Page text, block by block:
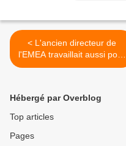
< L'ancien directeur de
l'EMEA travaillait aussi pour
les labos...
Hébergé par Overblog
Top articles
Pages